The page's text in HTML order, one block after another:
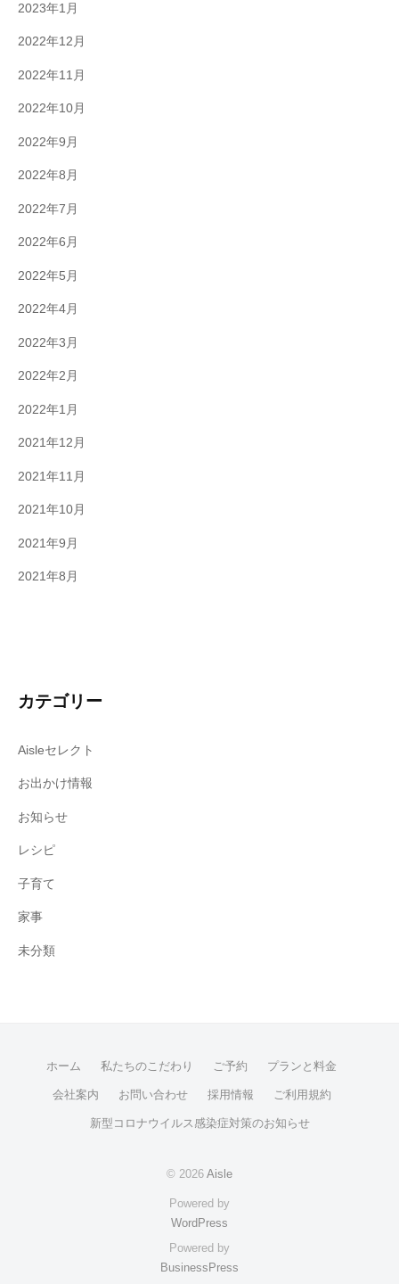
2023年1月
2022年12月
2022年11月
2022年10月
2022年9月
2022年8月
2022年7月
2022年6月
2022年5月
2022年4月
2022年3月
2022年2月
2022年1月
2021年12月
2021年11月
2021年10月
2021年9月
2021年8月
カテゴリー
Aisleセレクト
お出かけ情報
お知らせ
レシピ
子育て
家事
未分類
ホーム 私たちのこだわり ご予約 プランと料金
会社案内 お問い合わせ 採用情報 ご利用規約
新型コロナウイルス感染症対策のお知らせ
© 2026 Aisle
Powered by
WordPress
Powered by
BusinessPress